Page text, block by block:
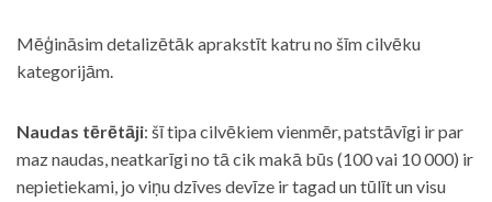
Mēģināsim detalizētāk aprakstīt katru no šīm cilvēku
kategorijām.
Naudas tērētāji: šī tipa cilvēkiem vienmēr, patstāvīgi ir par
maz naudas, neatkarīgi no tā cik makā būs (100 vai 10 000) ir
nepietiekami, jo viņu dzīves devīze ir tagad un tūlīt un visu